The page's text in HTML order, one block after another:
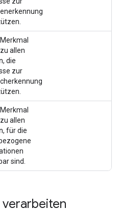
allen
die
zur
allen
für die
sind.